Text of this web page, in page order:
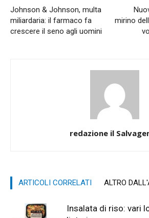
Johnson & Johnson, multa
miliardaria: il farmaco fa
crescere il seno agli uomini
mirino
redazione il
ARTICOLI CORRELATI ALTRO
Insalata di riso: vari